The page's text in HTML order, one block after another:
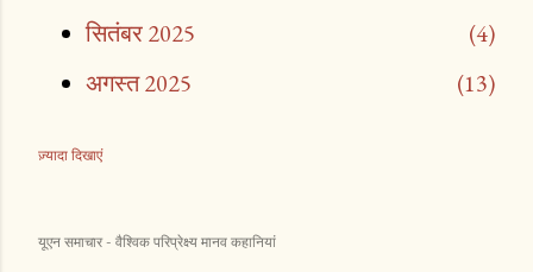
सितंबर 2025
4
अगस्त 2025
13
जुलाई 2025
ज़्यादा दिखाएं
यूएन समाचार - वैश्विक परिप्रेक्ष्य मानव कहानियां